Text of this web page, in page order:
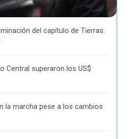
del capítulo de Tierras:
Central superaron los US$
la marcha pese a los cambios